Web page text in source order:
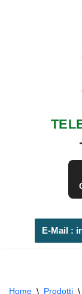
E-Mail :
Home \ Prodotti \